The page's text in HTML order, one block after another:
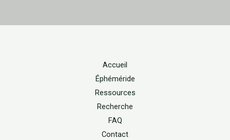
Accueil
Éphéméride
Ressources
Recherche
FAQ
Contact